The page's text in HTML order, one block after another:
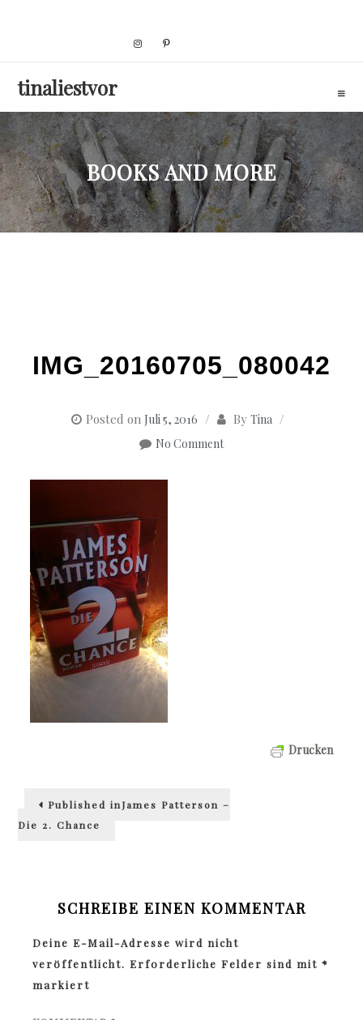
tinaliestvor
BOOKS AND MORE
IMG_20160705_080042
Posted on Juli 5, 2016 By Tina
No Comment
Drucken
Beitragsnavigation
Published inJames Patterson –
Die 2. Chance
SCHREIBE EINEN KOMMENTAR
Deine E-Mail-Adresse wird nicht
veröffentlicht. Erforderliche Felder sind mit *
markiert